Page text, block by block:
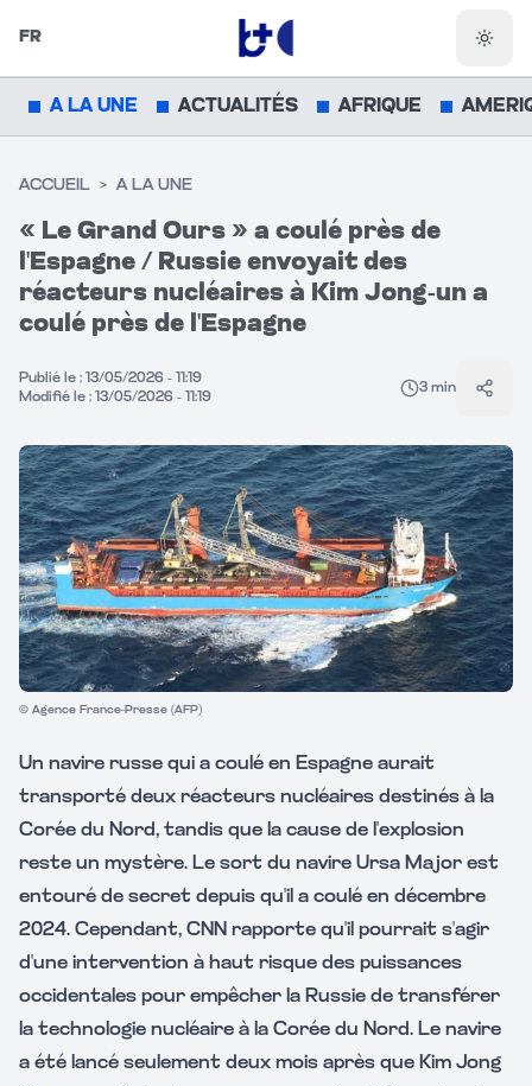
FR
A LA UNE ACTUALITÉS AFRIQUE
ACCUEIL > A LA UNE
« Le Grand Ours » a coulé près de
l'Espagne / Russie envoyait des
réacteurs nucléaires à Kim Jong-un a
coulé près de l'Espagne
Publié le : 13/05/2026 - 11:19
Modifié le : 13/05/2026 - 11:19
3 min
© Agence France-Presse (AFP)
Un navire russe qui a coulé en Espagne aurait
transporté deux réacteurs nucléaires destinés à la
Corée du Nord, tandis que la cause de l'explosion
reste un mystère. Le sort du navire Ursa Major est
entouré de secret depuis qu'il a coulé en décembre
2024. Cependant, CNN rapporte qu'il pourrait s'agir
d'une intervention à haut risque des puissances
occidentales pour empêcher la Russie de transférer
la technologie nucléaire à la Corée du Nord. Le navire
a été lancé seulement deux mois après que Kim Jong